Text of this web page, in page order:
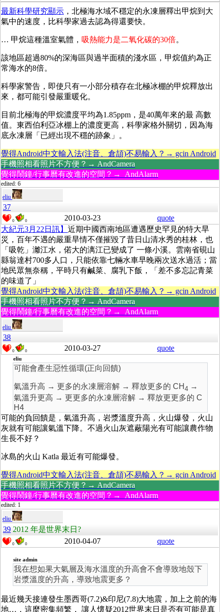
最新科學研究顯示 ，北極海水域不穩定的永凍層釋出甲烷到大
氣中的速度，比科學家過去認為得還要快。
… 甲烷這種溫室氣體， 吸熱能力是二氧化碳的30倍。
該地區超過80%的深海區與過半面積的淺水區，甲烷值約為正
常海水的8倍。
科學家警告，即使只有一小部分積存在北極冰棚的甲烷釋放出
來，都可能引發嚴重暖化。
目前北極海的甲烷濃度平均為1.85ppm，是40萬年來的最 高數
值。東西伯利亞冰棚上的濃度更高，科學家格外關切，因為海
底永凍層「已經出現不穩的跡象」。
覺得Android中文輸入法(注音、倉頡)不易輸入？→ gcin Android
手機照相看照片不方便？→ AndCamera
覺得鬧鐘/行事曆有改進的空間？→ AndAlarm
edited: 6
eliu
37
0 0 2010-03-23
quote
大紀元3月22日訊】 近期中國西南地區遭遇歷史罕見的特大旱
災，百年不遇的嚴重旱情不僅摧毀了昔日山清水秀的桂林，也
「吸乾」灕江水，偌大的漓江已變成了 一條小溪。雲南省硯山
縣翁達村700多人口，只能依靠七輛水車早晚兩次送水過活；當
地民眾無奈稱，平時只有鹹菜、腐乳下飯，「差不多忘記青菜
的味道了」
覺得Android中文輸入法(注音、倉頡)不易輸入？→ gcin Android
手機照相看照片不方便？→ AndCamera
覺得鬧鐘/行事曆有改進的空間？→ AndAlarm
eliu
38
0 0 2010-03-27 quote
eliu
可能會產生惡性循環(正向回饋)
氣溫升高 → 更多的永凍層溶解 → 釋放更多的 CH 4 →
氣溫升更高 → 更更多的永凍層溶解 → 釋放更更多的 C
H4
可能的負回饋是，氣溫升高，岩漿溫度升高，火山爆發，火山
灰就有可能讓氣溫下降。不過火山灰遮蔽陽光有可能讓農作物
生長不好？
冰島的火山 Katla 最近有可能爆發。
覺得Android中文輸入法(注音、倉頡)不易輸入？→ gcin Android
手機照相看照片不方便？→ AndCamera
覺得鬧鐘/行事曆有改進的空間？→ AndAlarm
edited: 1
eliu
39 2012 年是世界末日?
0 0 2010-04-07 quote
site admin
我在想如果大氣層及海水溫度的升高會不會導致地殼下
岩漿溫度的升高，導致地震更多？
最近幾天接連發生墨西哥(7.2)&印尼(7.8)大地震，加上之前的海
地…，這麼密集頻繁， 讓人懷疑2012世界末日是否有可能是真